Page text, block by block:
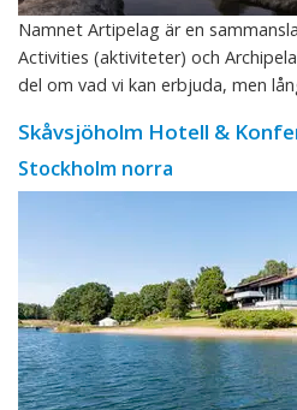
Namnet Artipelag är en
Activities (aktiviteter) och
del om vad vi kan erbjuda, men
Skåvsjöholm Hotell &
Stockholm norra